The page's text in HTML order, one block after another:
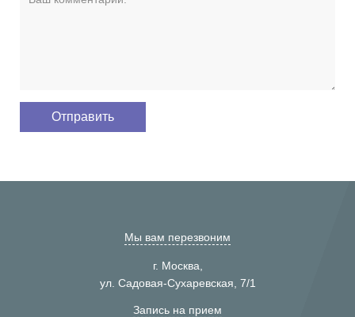
Мы вам перезвоним
г. Москва,
ул. Садовая-Сухаревская, 7/1
Запись на прием